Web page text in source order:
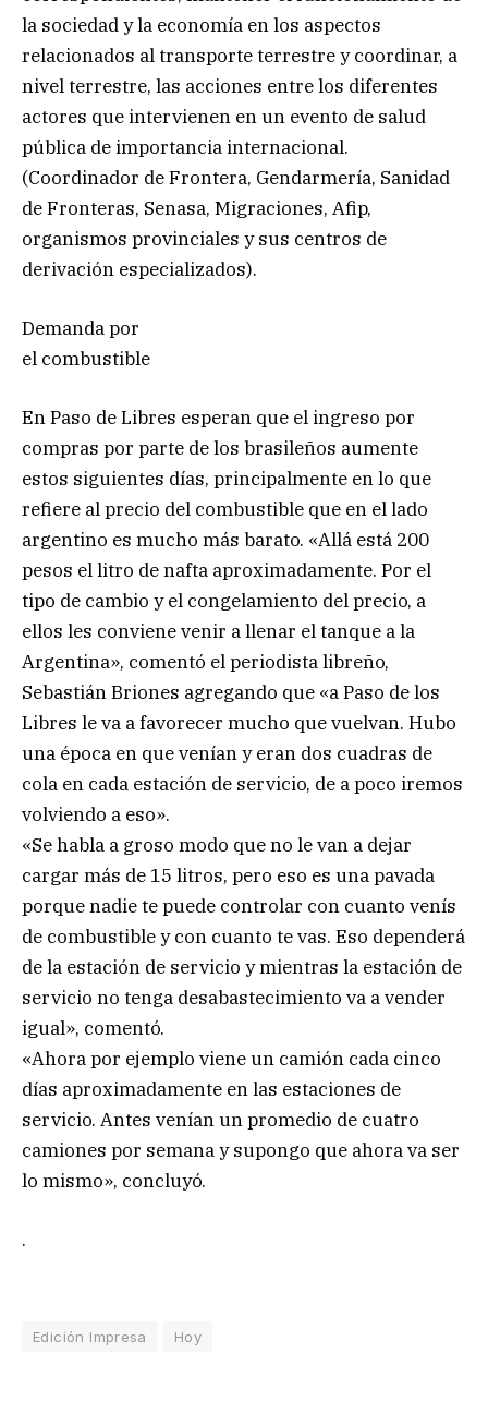
la sociedad y la economía en los aspectos
relacionados al transporte terrestre y coordinar, a
nivel terrestre, las acciones entre los diferentes
actores que intervienen en un evento de salud
pública de importancia internacional.
(Coordinador de Frontera, Gendarmería, Sanidad
de Fronteras, Senasa, Migraciones, Afip,
organismos provinciales y sus centros de
derivación especializados).
Demanda por
el combustible
En Paso de Libres esperan que el ingreso por
compras por parte de los brasileños aumente
estos siguientes días, principalmente en lo que
refiere al precio del combustible que en el lado
argentino es mucho más barato. «Allá está 200
pesos el litro de nafta aproximadamente. Por el
tipo de cambio y el congelamiento del precio, a
ellos les conviene venir a llenar el tanque a la
Argentina», comentó el periodista libreño,
Sebastián Briones agregando que «a Paso de los
Libres le va a favorecer mucho que vuelvan. Hubo
una época en que venían y eran dos cuadras de
cola en cada estación de servicio, de a poco iremos
volviendo a eso».
«Se habla a groso modo que no le van a dejar
cargar más de 15 litros, pero eso es una pavada
porque nadie te puede controlar con cuanto venís
de combustible y con cuanto te vas. Eso dependerá
de la estación de servicio y mientras la estación de
servicio no tenga desabastecimiento va a vender
igual», comentó.
«Ahora por ejemplo viene un camión cada cinco
días aproximadamente en las estaciones de
servicio. Antes venían un promedio de cuatro
camiones por semana y supongo que ahora va ser
lo mismo», concluyó.
.
Edición Impresa Hoy